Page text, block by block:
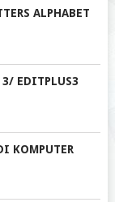
ALPHABET
3/ EDITPLUS3
KOMPUTER